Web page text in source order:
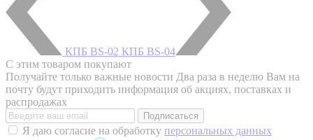
КПБ BS-02 КПБ BS-04
С этим товаром покупают
Получайте только важные новости Два раза в неделю Вам на
почту будут приходить информация об акциях, поставках и
распродажах
Я даю согласие на обработку персональных данных